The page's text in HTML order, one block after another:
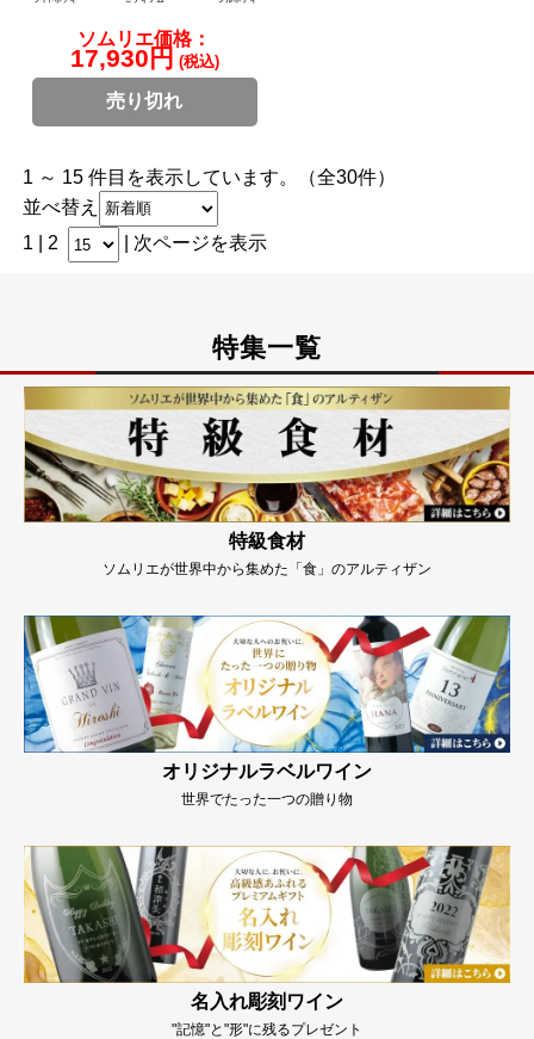
ソムリエ価格：
17,930円 (税込)
売り切れ
1 ～ 15 件目を表示しています。（全30件）
並べ替え
1 | 2 次ページを表示
特集一覧
特級食材
ソムリエが世界中から集めた「食」のアルティザン
オリジナルラベルワイン
世界でたった一つの贈り物
名入れ彫刻ワイン
"記憶"と"形"に残るプレゼント